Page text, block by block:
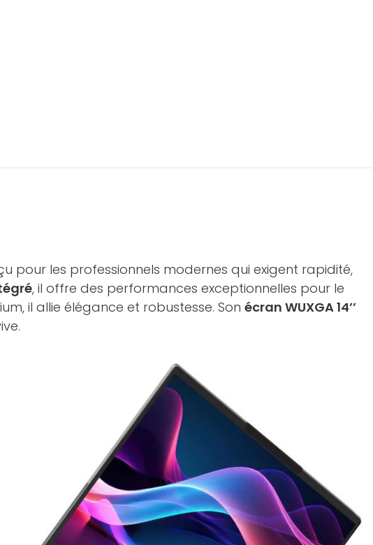
pour les professionnels modernes qui exigent rapidité,
, il offre des performances exceptionnelles pour le
il allie élégance et robustesse. Son écran WUXGA 14’’